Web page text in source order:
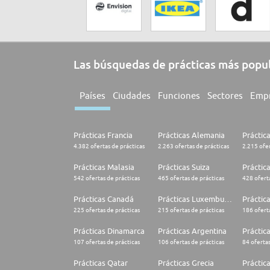
Las búsquedas de prácticas más
Países Ciudades Funciones Sectores
Prácticas Francia
4.382 ofertas de prácticas
Prácticas Alemania
2.263 ofertas de prácticas 2.215
Prácticas Malasia
542 ofertas de prácticas
Prácticas Suiza
465 ofertas de prácticas 428
Prácticas Canadá
225 ofertas de prácticas 215 ofertas de prácticas 186
Prácticas Dinamarca
107 ofertas de prácticas
Prácticas Argentina
106 ofertas de prácticas 84
Prácticas Qatar Prácticas Grecia